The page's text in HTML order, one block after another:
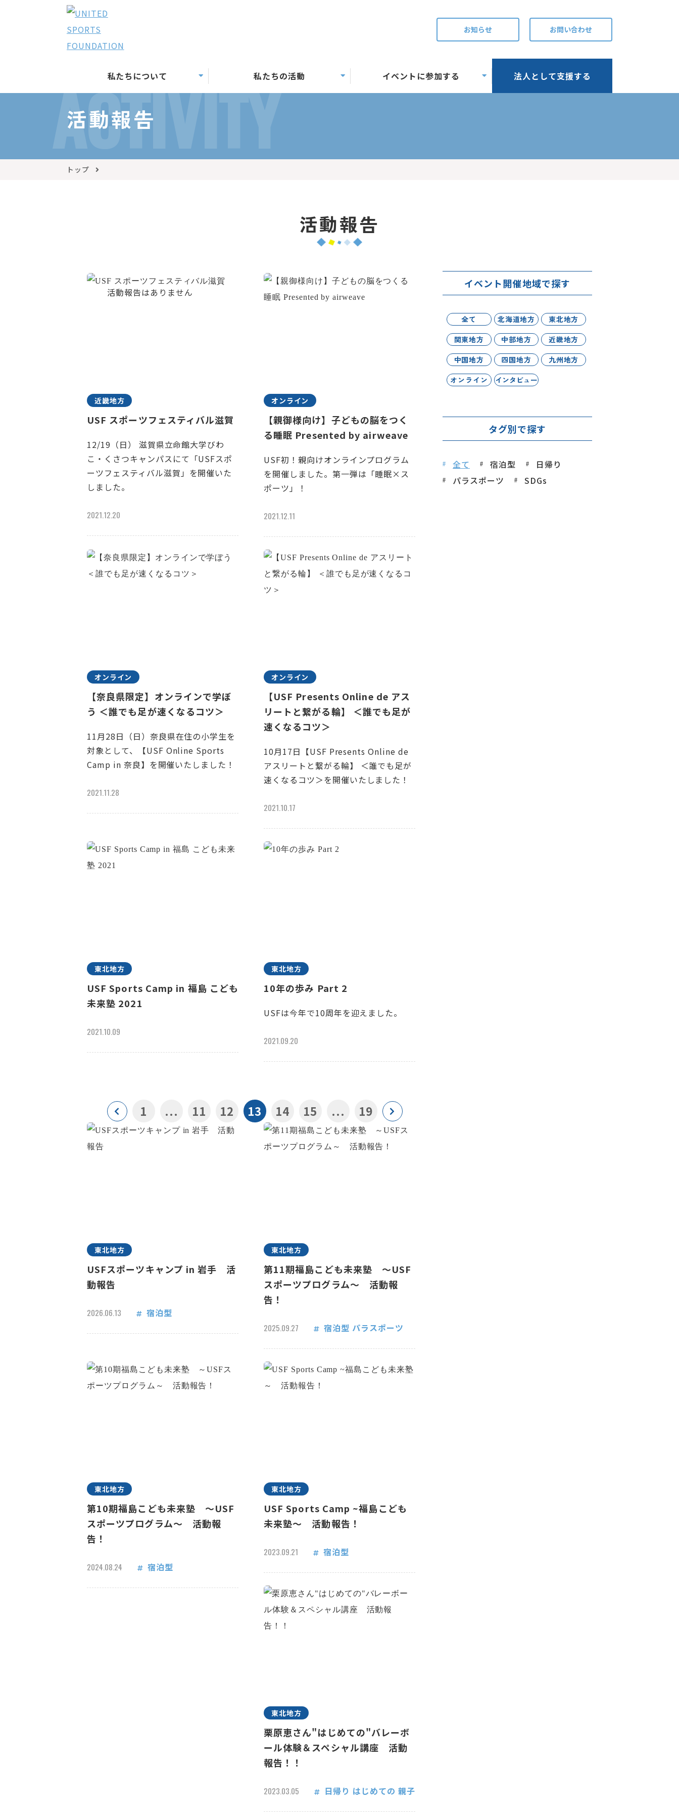
お知らせ お問い合わせ
私たちについて 私たちの活動 イベントに参加する 法人として支援する
ACTIVITY
活動報告
トップ
活動報告
近畿地方
USF スポーツフェスティバル滋賀
12/19（日） 滋賀県立命館大学びわ
こ・くさつキャンパスにて「USFスポ
ーツフェスティバル滋賀」を開催いた
しました。
2021.12.20
オンライン
【親御様向け】子どもの脳をつく
る睡眠 Presented by airweave
USF初！親向けオンラインプログラム
を開催しました。第一弾は「睡眠×ス
ポーツ」！
2021.12.11
オンライン
【奈良県限定】オンラインで学ぼ
う ＜誰でも足が速くなるコツ＞
11月28日（日）奈良県在住の小学生を
対象として、【USF Online Sports
Camp in 奈良】を開催いたしました！
2021.11.28
オンライン
【USF Presents Online de アス
リートと繋がる輪】 ＜誰でも足が
速くなるコツ＞
10月17日【USF Presents Online de
アスリートと繋がる輪】 ＜誰でも足が
速くなるコツ＞を開催いたしました！
2021.10.17
東北地方
USF Sports Camp in 福島 こども
未来塾 2021
2021.10.09
東北地方
10年の歩み Part 2
USFは今年で10周年を迎えました。
2021.09.20
1 ... 11 12 13 14 15 ... 19
東北地方
USFスポーツキャンプ in 岩手 活
動報告
2026.06.13 宿泊型
東北地方
第11期福島こども未来塾 ～USF
スポーツプログラム～ 活動報
告！
2025.09.27 宿泊型 パラスポーツ
東北地方
第10期福島こども未来塾 ～USF
スポーツプログラム～ 活動報
告！
2024.08.24 宿泊型
東北地方
USF Sports Camp ~福島こども
未来塾～ 活動報告！
2023.09.21 宿泊型
東北地方
栗原恵さん"はじめての"バレーボ
ール体験＆スペシャル講座 活動
報告！！
2023.03.05 日帰り はじめての 親子
イベント開催地域で探す
全て 北海道地方
東北地方
関東地方
中部地方
近畿地方
中国地方
四国地方
九州地方
オンライン
インタビュー
タグ別で探す
全て 宿泊型
日帰り
パラスポーツ
SDGs